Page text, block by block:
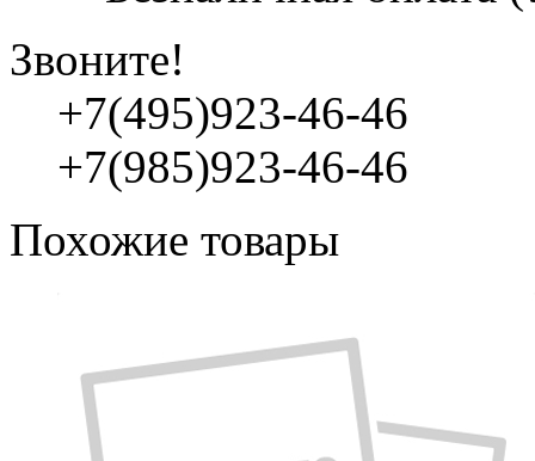
Звоните!
+7(495)923-46-46
+7(985)923-46-46
Похожие товары